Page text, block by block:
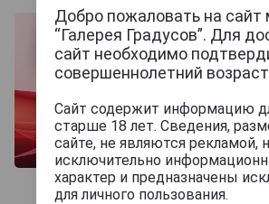
Добро пожаловать на сайт
“Галерея Градусов”. Для
сайт необходимо
совершеннолетний
Сайт содержит информацию
старше 18 лет. Сведения,
сайте, не являются рекламой,
исключительно
характер и предназначены
для личного пользования.